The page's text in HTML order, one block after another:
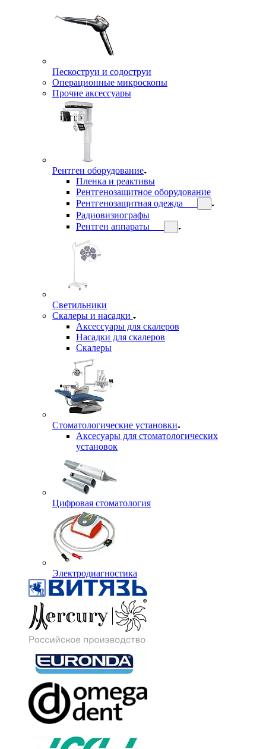
Пескоструи и содоструи
Операционные микроскопы
Прочие аксессуары
Рентген оборудование
Пленка и реактивы
Рентгенозащитное оборудование
Рентгенозащитная одежда
Радиовизиографы
Рентген аппараты
Светильники
Скалеры и насадки
Аксессуары для скалеров
Насадки для скалеров
Скалеры
Стоматологические установки
Аксесуары для стоматологических
установок
Цифровая стоматология
Электродиагностика